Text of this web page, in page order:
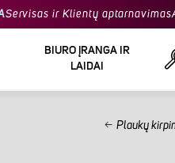
Servisas ir Klientų aptarnavimas
BIURO ĮRANGA IR
LAIDAI
Plaukų